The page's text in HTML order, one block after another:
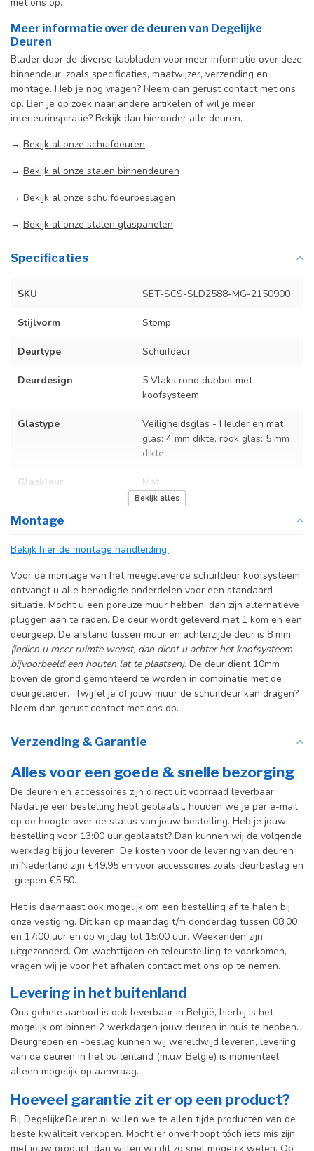
Meer informatie over de deuren van Degelijke
Deuren
Blader door de diverse tabbladen voor meer informatie over deze
binnendeur, zoals specificaties, maatwijzer, verzending en
montage. Heb je nog vragen? Neem dan gerust contact met ons
op. Ben je op zoek naar andere artikelen of wil je meer
interieurinspiratie? Bekijk dan hieronder alle deuren.
→ Bekijk al onze schuifdeuren
→ Bekijk al onze stalen binnendeuren
→ Bekijk al onze schuifdeurbeslagen
→ Bekijk al onze stalen glaspanelen
Specificaties
SKU SET-SCS-SLD2588-MG-2150900
Stijlvorm Stomp
Deurtype Schuifdeur
Deurdesign
5 Vlaks rond dubbel met
koofsysteem
Glastype
Veiligheidsglas - Helder en mat
glas: 4 mm dikte, rook glas: 5 mm
dikte
Glaskleur Mat
U kunt een tabel vinden met de
specificatievak.
Incl. deurgreep
Incl. systeem
Bekijk alles
Montage
Bekijk hier de montage handleiding.
Voor de montage van het meegeleverde schuifdeur koofsysteem
ontvangt u alle benodigde onderdelen voor een standaard
situatie. Mocht u een poreuze muur hebben, dan zijn alternatieve
pluggen aan te raden. De deur wordt geleverd met 1 kom en een
deurgeep. De afstand tussen muur en achterzijde deur is 8 mm
(indien u meer ruimte wenst, dan dient u achter het koofsysteem
bijvoorbeeld een houten lat te plaatsen). De deur dient 10mm
boven de grond gemonteerd te worden in combinatie met de
deurgeleider. Twijfel je of jouw muur de schuifdeur kan dragen?
Neem dan gerust contact met ons op.
Verzending & Garantie
Alles voor een goede & snelle bezorging
De deuren en accessoires zijn direct uit voorraad leverbaar.
Nadat je een bestelling hebt geplaatst, houden we je per e-mail
op de hoogte over de status van jouw bestelling. Heb je jouw
bestelling voor 13:00 uur geplaatst? Dan kunnen wij de volgende
werkdag bij jou leveren. De kosten voor de levering van deuren
in Nederland zijn €49,95 en voor accessoires zoals deurbeslag en
-grepen €5,50.
Het is daarnaast ook mogelijk om een bestelling af te halen bij
onze vestiging. Dit kan op maandag t/m donderdag tussen 08:00
en 17:00 uur en op vrijdag tot 15:00 uur. Weekenden zijn
uitgezonderd. Om wachttijden en teleurstelling te voorkomen,
vragen wij je voor het afhalen contact met ons op te nemen.
Levering in het buitenland
Ons gehele aanbod is ook leverbaar in België, hierbij is het
mogelijk om binnen 2 werkdagen jouw deuren in huis te hebben.
Deurgrepen en -beslag kunnen wij wereldwijd leveren, levering
van de deuren in het buitenland (m.u.v. België) is momenteel
alleen mogelijk op aanvraag.
Hoeveel garantie zit er op een product?
Bij DegelijkeDeuren.nl willen we te allen tijde producten van de
beste kwaliteit verkopen. Mocht er onverhoopt tóch iets mis zijn
met jouw product, dan willen wij dit zo snel mogelijk weten. Op